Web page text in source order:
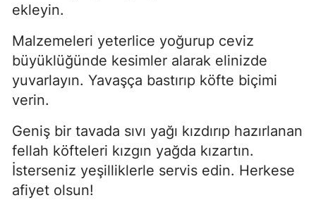
ekleyin.
Malzemeleri yeterlice yoğurup ceviz
büyüklüğünde kesimler alarak elinizde
yuvarlayın. Yavaşça bastırıp köfte biçimi
verin.
Geniş bir tavada sıvı yağı kızdırıp hazırlanan
fellah köfteleri kızgın yağda kızartın.
İsterseniz yeşilliklerle servis edin. Herkese
afiyet olsun!